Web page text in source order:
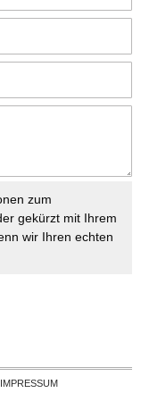
zum
gekürzt mit Ihrem
wir Ihren echten
IMPRESSUM